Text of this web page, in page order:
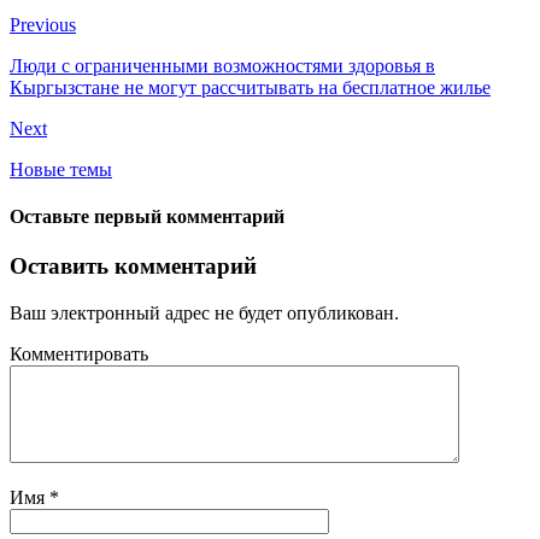
Previous
Люди с ограниченными возможностями здоровья в
Кыргызстане не могут рассчитывать на бесплатное жилье
Next
Новые темы
Оставьте первый комментарий
Оставить комментарий
Ваш электронный адрес не будет опубликован.
Комментировать
Имя *